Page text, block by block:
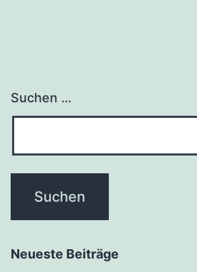
Suchen …
Neueste Beiträge